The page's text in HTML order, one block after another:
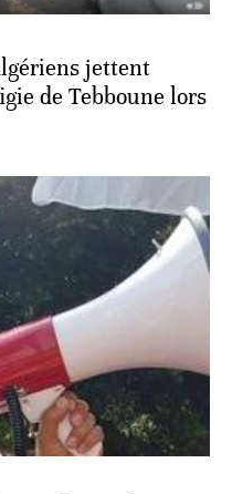
jettent
de Tebboune lors